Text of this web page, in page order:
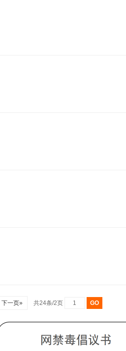
下一页» 共24条/2页
广告法违禁词 隐私政策| 版权隐私